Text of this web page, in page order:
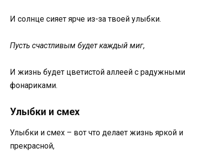
И солнце сияет ярче из-за твоей улыбки.
Пусть счастливым будет каждый миг,
И жизнь будет цветистой аллеей с радужными
фонариками.
Улыбки и смех
Улыбки и смех – вот что делает жизнь яркой и
прекрасной,